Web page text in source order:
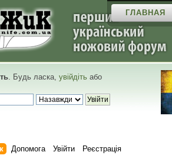
ГЛАВНАЯ
. Будь ласка, увійдіть або
Допомога Увійти Реєстрація